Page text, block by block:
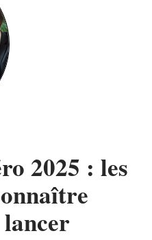
2025 : les